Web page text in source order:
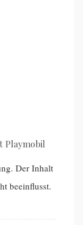
Playmobil
Der Inhalt
beeinflusst.